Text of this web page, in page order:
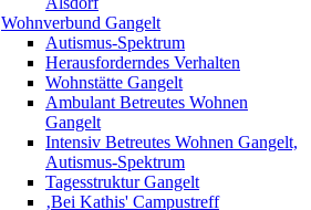
Wohnverbund Gangelt
Autismus-Spektrum
Herausforderndes Verhalten
Wohnstätte Gangelt
Ambulant Betreutes Wohnen
Gangelt
Intensiv Betreutes Wohnen Gangelt,
Autismus-Spektrum
Tagesstruktur Gangelt
‚Bei Kathis' Campustreff